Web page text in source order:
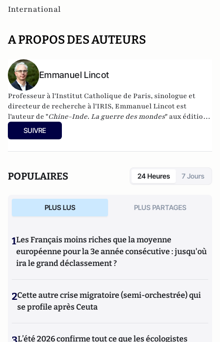
International
A PROPOS DES AUTEURS
Emmanuel Lincot
Professeur à l'Institut Catholique de Paris, sinologue et
directeur de recherche à l'IRIS, Emmanuel Lincot est
l'auteur de "Chine-Inde. La guerre des mondes" aux éditions
Le Cerf (à paraître le 27 février).
SUIVRE
POPULAIRES 24 Heures 7 Jours
PLUS LUS PLUS PARTAGES
1Les Français moins riches que la moyenne
européenne pour la 3e année consécutive : jusqu'où
ira le grand déclassement ?
2Cette autre crise migratoire (semi-orchestrée) qui
se profile après Ceuta
L’été 2026 confirme tout ce que les écologistes